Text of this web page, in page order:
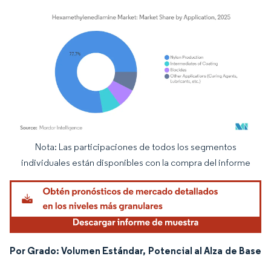
Imagen © Mordor Intelligence. El uso requiere atribución según CC BY 4.0.
Nota: Las participaciones de todos los segmentos
individuales están disponibles con la compra del informe
Por Grado: Volumen Estándar, Potencial al Alza de Base